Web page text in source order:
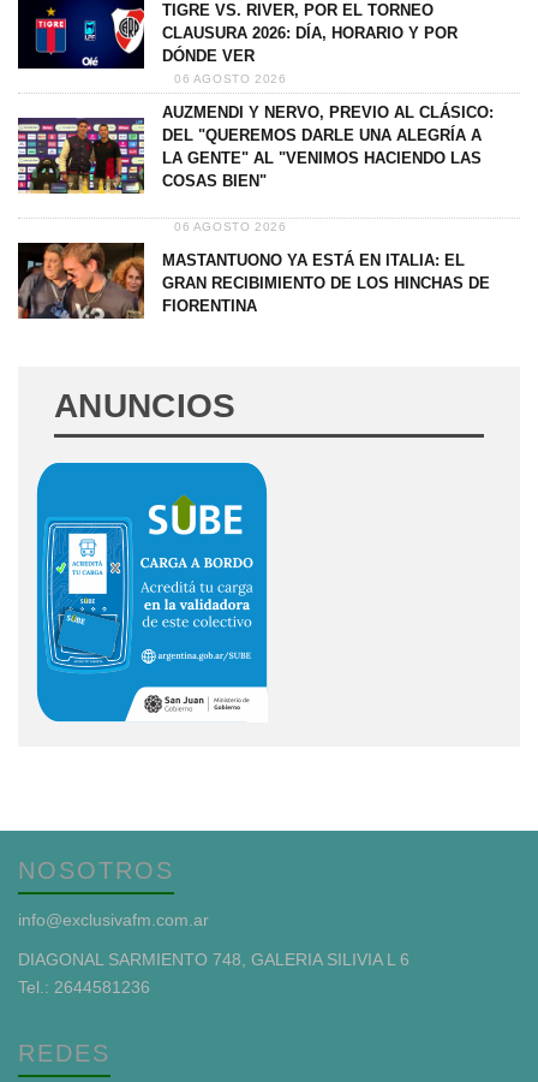
TIGRE VS. RIVER, POR EL TORNEO
CLAUSURA 2026: DÍA, HORARIO Y POR
DÓNDE VER
06 AGOSTO 2026
AUZMENDI Y NERVO, PREVIO AL CLÁSICO:
DEL "QUEREMOS DARLE UNA ALEGRÍA A
LA GENTE" AL "VENIMOS HACIENDO LAS
COSAS BIEN"
06 AGOSTO 2026
MASTANTUONO YA ESTÁ EN ITALIA: EL
GRAN RECIBIMIENTO DE LOS HINCHAS DE
FIORENTINA
ANUNCIOS
NOSOTROS
info@exclusivafm.com.ar
DIAGONAL SARMIENTO 748, GALERIA SILIVIA L 6
Tel.: 2644581236
REDES